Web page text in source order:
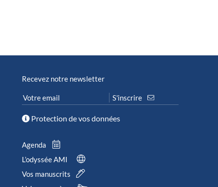
Recevez notre newsletter
Protection de vos données
Agenda
L’odyssée AMI
Vos manuscrits